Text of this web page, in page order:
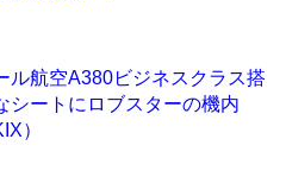
ル航空A380ビジネスクラス搭
シートにロブスターの機内
）